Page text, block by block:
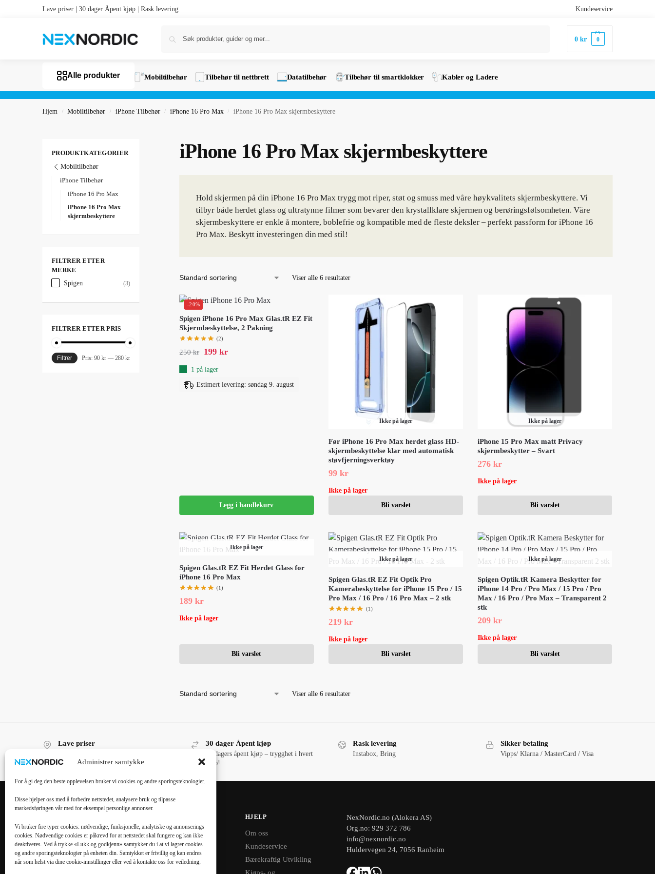
Administrer samtykke
For å gi deg den beste opplevelsen bruker vi cookies og andre sporingsteknologier.
Disse hjelper oss med å forbedre nettstedet, analysere bruk og tilpasse
markedsføringen vår med for eksempel personlige annonser.
Vi bruker fire typer cookies: nødvendige, funksjonelle, analytiske og annonserings
cookies. Nødvendige cookies er påkrevd for at nettstedet skal fungere og kan ikke
deaktiveres. Ved å trykke «Lukk og godkjenn» samtykker du i at vi lagrer cookies
og andre sporingsteknologier på enheten din. Samtykket er frivillig og kan endres
når som helst via dine cookie-innstillinger eller ved å kontakte oss for veiledning.
Lave priser | 30 dager Åpent kjøp | Rask levering Kundeservice
0kr 0
Alle produkter Mobiltilbehør Tilbehør til nettbrett Datatilbehør Tilbehør til smartklokker Kabler og Ladere
Hjem / Mobiltilbehør / iPhone Tilbehør / iPhone 16 Pro Max / iPhone 16 Pro Max skjermbeskyttere
iPhone 16 Pro Max skjermbeskyttere
Hold skjermen på din iPhone 16 Pro Max trygg mot riper, støt og smuss med våre høykvalitets skjermbeskyttere. Vi
tilbyr både herdet glass og ultratynne filmer som bevarer den krystallklare skjermen og berøringsfølsomheten. Våre
skjermbeskyttere er enkle å montere, boblefrie og kompatible med de fleste deksler – perfekt passform for iPhone 16
Pro Max. Beskytt investeringen din med stil!
Viser alle 6 resultater
-20%
Spigen iPhone 16 Pro Max Glas.tR EZ Fit
Skjermbeskyttelse, 2 Pakning
(2)
250kr 199 kr
1 på lager
Estimert levering: søndag 9. august
Legg i handlekurv
Ikke på lager
Før iPhone 16 Pro Max herdet glass HD-
skjermbeskyttelse klar med automatisk
støvfjerningsverktøy
99 kr
Ikke på lager
Bli varslet
Ikke på lager
iPhone 15 Pro Max matt Privacy
skjermbeskytter – Svart
276kr
Ikke på lager
Bli varslet
Ikke på lager
Spigen Glas.tR EZ Fit Herdet Glass for
iPhone 16 Pro Max
(1)
189 kr
Ikke på lager
Bli varslet
Ikke på lager
Spigen Glas.tR EZ Fit Optik Pro
Kamerabeskyttelse for iPhone 15 Pro / 15
Pro Max / 16 Pro / 16 Pro Max – 2 stk
(1)
219 kr
Ikke på lager
Bli varslet
Ikke på lager
Spigen Optik.tR Kamera Beskytter for
iPhone 14 Pro / Pro Max / 15 Pro / Pro
Max / 16 Pro / Pro Max – Transparent 2
stk
209kr
Ikke på lager
Bli varslet
Viser alle 6 resultater
PRODUKTKATEGORIER
Mobiltilbehør
iPhone Tilbehør
iPhone 16 Pro Max
iPhone 16 Pro Max
skjermbeskyttere
FILTRER ETTER
MERKE
Spigen
(3)
FILTRER ETTER PRIS
Filtrer Pris: 90 kr— 280 kr
Lave priser 30 dager Åpent kjøp
30 dagers åpent kjøp – trygghet i hvert
kjøp!
Rask levering
Instabox, Bring
Sikker betaling
Vipps/ Klarna / MasterCard / Visa
KATEGORIER
Mobiltilbehør
Tilbehør til nettbrett
MOBILTILBEHØR
iPhone 16 Pro Max
iPhone 16 Pro
HJELP
Om oss
Kundeservice
Bærekraftig Utvikling
Kjøps- og
NexNordic.no (Alokera AS)
Org.no: 929 372 786
info@nexnordic.no
Huldervegen 24, 7056 Ranheim